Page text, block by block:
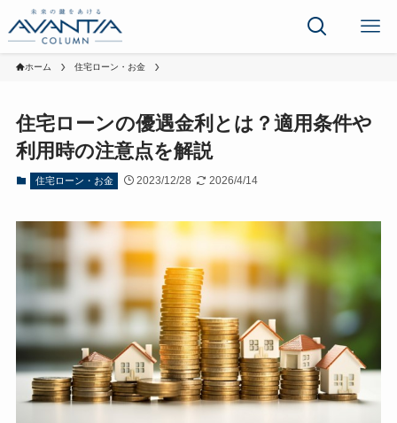
ホーム 住宅ローン・お金
住宅ローンの優遇金利とは？適用条件や
利用時の注意点を解説
住宅ローン・お金 2023/12/28 2026/4/14